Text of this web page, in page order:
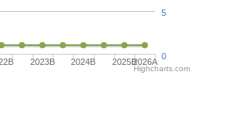
2023B 2024B 2025B2026A
0
5
Highcharts.com